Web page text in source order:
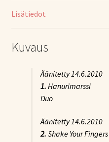
Lisätiedot
Kuvaus
Äänitetty 14.6.2010
1. Hanurimarssi
Duo
Äänitetty 14.6.2010
2. Shake Your Fingers